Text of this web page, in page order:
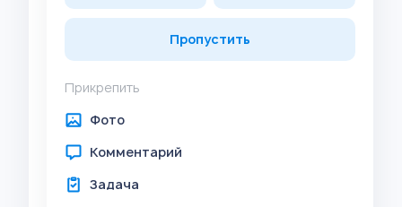
Пропустить
Прикрепить
Фото
Комментарий
Задача